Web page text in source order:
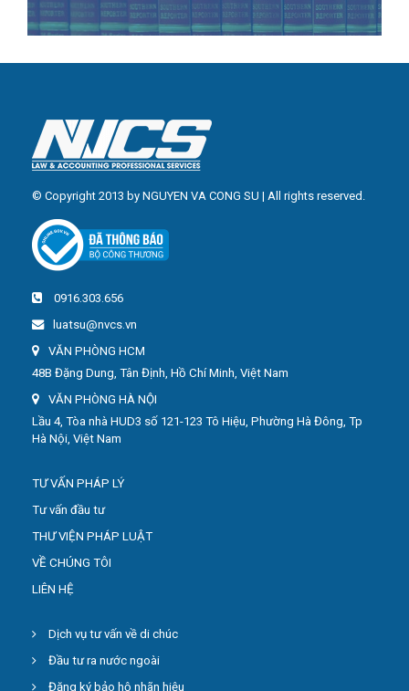
© Copyright 2013 by NGUYEN VA CONG SU | All rights reserved.
0916.303.656
luatsu@nvcs.vn
VĂN PHÒNG HCM
48B Đặng Dung, Tân Định, Hồ Chí Minh, Việt Nam
VĂN PHÒNG HÀ NỘI
Lầu 4, Tòa nhà HUD3 số 121-123 Tô Hiệu, Phường Hà Đông, Tp
Hà Nội, Việt Nam
TƯ VẤN PHÁP LÝ
Tư vấn đầu tư
THƯ VIỆN PHÁP LUẬT
VỀ CHÚNG TÔI
LIÊN HỆ
Dịch vụ tư vấn về di chúc
Đầu tư ra nước ngoài
Đăng ký bảo hộ nhãn hiệu